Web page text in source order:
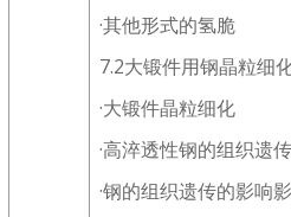
·其他形式的氢脆
7.2大锻件用钢晶粒细
·大锻件晶粒细化
·高淬透性钢的组织遗传
·钢的组织遗传的影响